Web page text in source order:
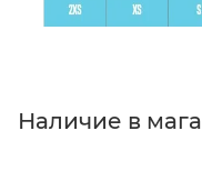
Наличие в